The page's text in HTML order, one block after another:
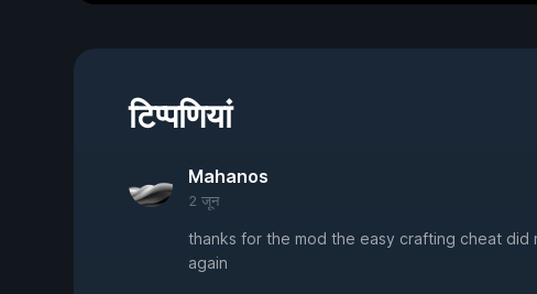
टिप्पणियां
Mahanos
2 जून
thanks for the mod the easy crafting cheat
again